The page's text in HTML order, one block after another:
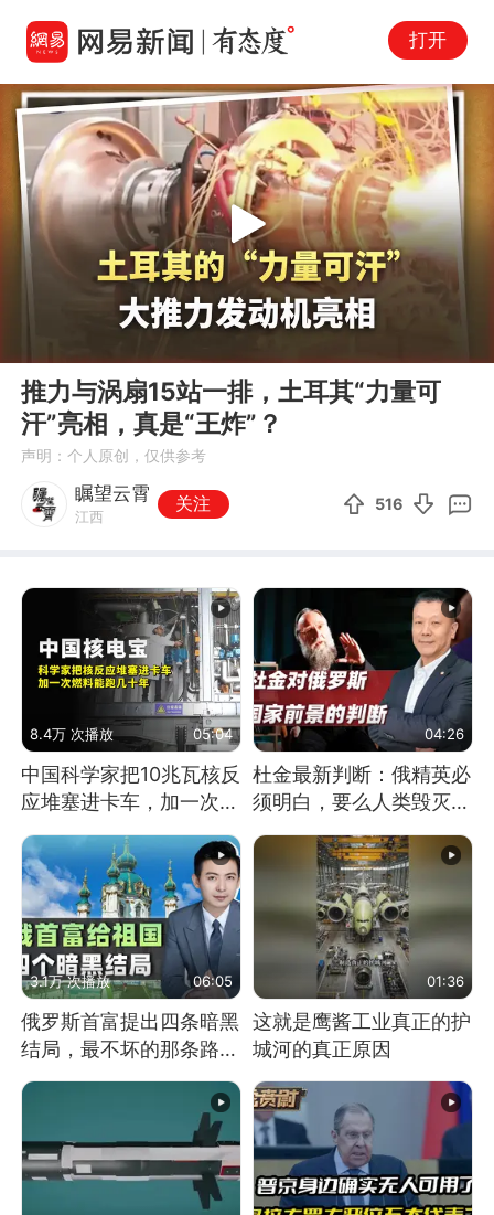
打开
Play
推力与涡扇15站一排，土耳其“力量可
汗”亮相，真是“王炸”？
声明：个人原创，仅供参考
瞩望云霄
江西
关注 516
8.4万 次播放 05:04
中国科学家把10兆瓦核反
应堆塞进卡车，加一次燃
04:26
杜金最新判断：俄精英必
须明白，要么人类毁灭，
3.1万 次播放 06:05
俄罗斯首富提出四条暗黑
结局，最不坏的那条路是
通向东方
01:36
这就是鹰酱工业真正的护
城河的真正原因